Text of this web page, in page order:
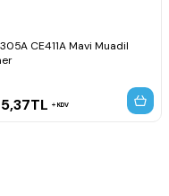
CE411A Mavi Muadil
TL KDV